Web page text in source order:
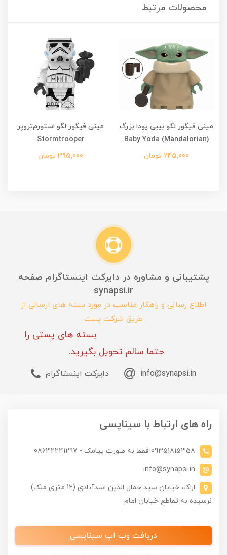
محصولات مرتبط
مینی فیگور لگو بیبی یودا بزرگ
Baby Yoda (Mandalorian)
245,000 تومان
مینی فیگور لگو استورم‌تروپر
Stormtrooper
395,000 تومان
پشتیبانی و مشاوره در دایرکت اینستاگرام صفحه
synapsi.ir
اطلاع رسانی و راهکار مناسب در مورد بسته های ارسالی از
طریق شرکت پست
بسته های پستی را
حتما سالم تحویل بگیرید.
info@synapsi.in دایرکت اینستاگرام
راه های ارتباط با سیناپسی
09351815358 فقط به صورت پیامک - 08632241297
info@synapsi.in
اراک، خیابان سید جمال الدین اسدآبادی (12 متری ملک)
نرسیده به تقاطع خیابان امام
دریافت وب اپ سیناپسی